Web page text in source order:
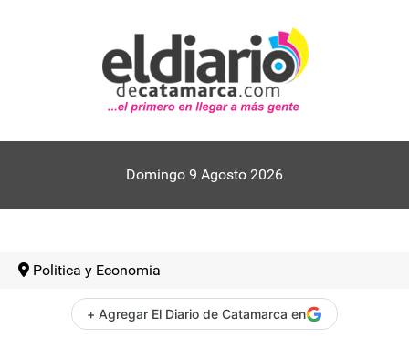
Domingo 9 Agosto 2026
Politica y Economia
+ Agregar El Diario de Catamarca en